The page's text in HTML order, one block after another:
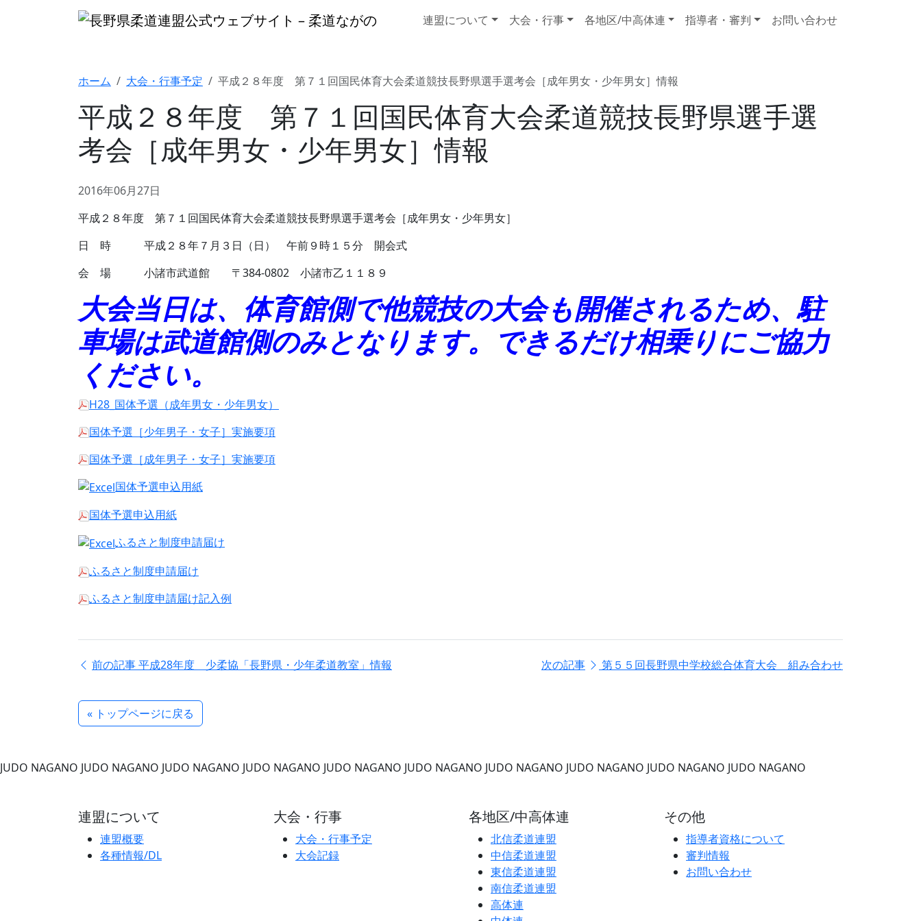
連盟について 大会・行事 各地区/中高体連 指導者・審判 お問い合わせ
ホーム 大会・行事予定 平成２８年度 第７１回国民体育大会柔道競技長野県選手選考会［成年男女・少年男女］情報
平成２８年度 第７１回国民体育大会柔道競技長野県選手選
考会［成年男女・少年男女］情報
2016年06月27日
平成２８年度 第７１回国民体育大会柔道競技長野県選手選考会［成年男女・少年男女］
日 時 平成２８年７月３日（日） 午前９時１５分 開会式
会 場 小諸市武道館 〒384-0802 小諸市乙１１８９
大会当日は、体育館側で他競技の大会も開催されるため、駐
車場は武道館側のみとなります。できるだけ相乗りにご協力
ください。
H28_国体予選（成年男女・少年男女）
国体予選［少年男子・女子］実施要項
国体予選［成年男子・女子］実施要項
国体予選申込用紙
国体予選申込用紙
ふるさと制度申請届け
ふるさと制度申請届け
ふるさと制度申請届け記入例
前の記事平成28年度 少柔協「長野県・少年柔道教室」情報 次の記事 第５５回長野県中学校総合体育大会 組み合わせ
« トップページに戻る
JUDO NAGANO JUDO NAGANO JUDO NAGANO JUDO NAGANO JUDO NAGANO JUDO NAGANO JUDO NAGANO JUDO NAGANO JUDO NAGANO JUDO NAGANO
連盟について
連盟概要
各種情報/DL
大会・行事
大会・行事予定
大会記録
各地区/中高体連
北信柔道連盟
中信柔道連盟
東信柔道連盟
南信柔道連盟
高体連
その他
指導者資格について
審判情報
お問い合わせ